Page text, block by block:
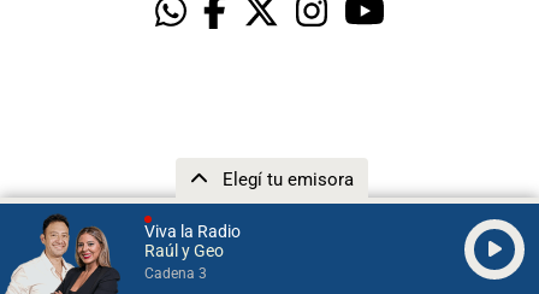
Viva la Radio
Raúl y Geo
Cadena 3
Elegí tu emisora